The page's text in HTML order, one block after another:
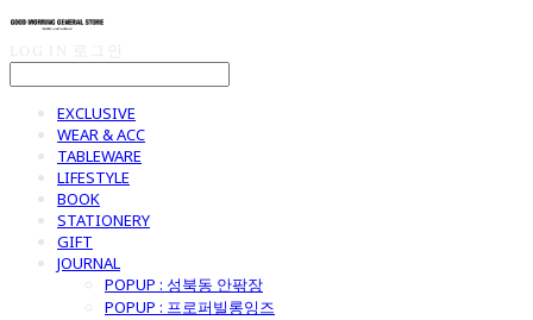
EXCLUSIVE
WEAR & ACC
TABLEWARE
LIFESTYLE
BOOK
STATIONERY
GIFT
JOURNAL
POPUP : 성북동 안팎장
POPUP : 프로퍼빌롱잉즈